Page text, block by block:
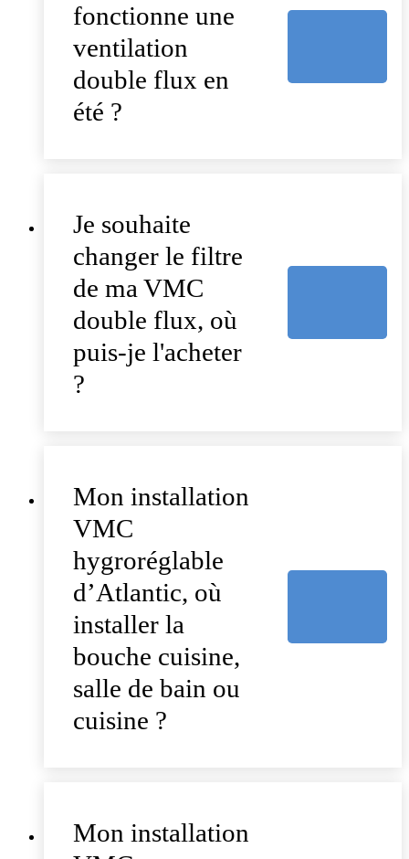
fonctionne une
ventilation
double flux en
été ?
Je souhaite
changer le filtre
de ma VMC
double flux, où
puis-je l'acheter
?
Mon installation
VMC
hygroréglable
d’Atlantic, où
installer la
bouche cuisine,
salle de bain ou
cuisine ?
Mon installation